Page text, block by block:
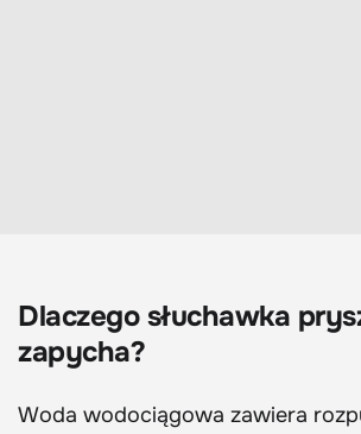
Dlaczego słuchawka
zapycha?
Woda wodociągowa zawiera